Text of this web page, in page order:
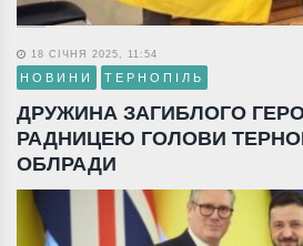
18 СІЧНЯ 2025, 11:54
НОВИНИ ТЕРНОПІЛЬ
ДРУЖИНА ЗАГИБЛОГО
РАДНИЦЕЮ ГОЛОВИ
ОБЛРАДИ